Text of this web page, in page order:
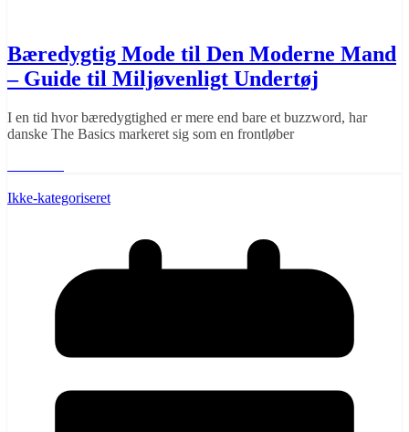
Bæredygtig Mode til Den Moderne Mand
– Guide til Miljøvenligt Undertøj
I en tid hvor bæredygtighed er mere end bare et buzzword, har
danske The Basics markeret sig som en frontløber
Ikke-kategoriseret